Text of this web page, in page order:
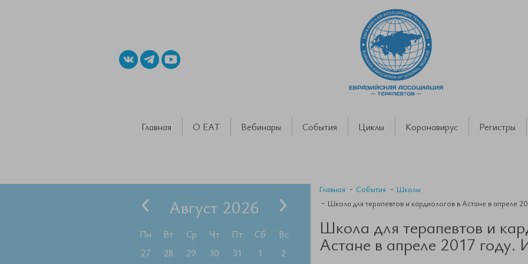
Главная О ЕАТ Вебинары События Циклы Коронавирус Регистры
Август 2026
Пн Вт Ср Чт Пт Сб
Вс
27
28 29 30 31 1
2
Главная События
Школы
Школа для терапевтов и кардиологов в Астане в апреле
Школа для терапевтов и
Астане в апреле 2017